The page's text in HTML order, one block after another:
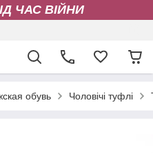
ЧАС ВІЙНИ
обувь Чоловічі туфлі